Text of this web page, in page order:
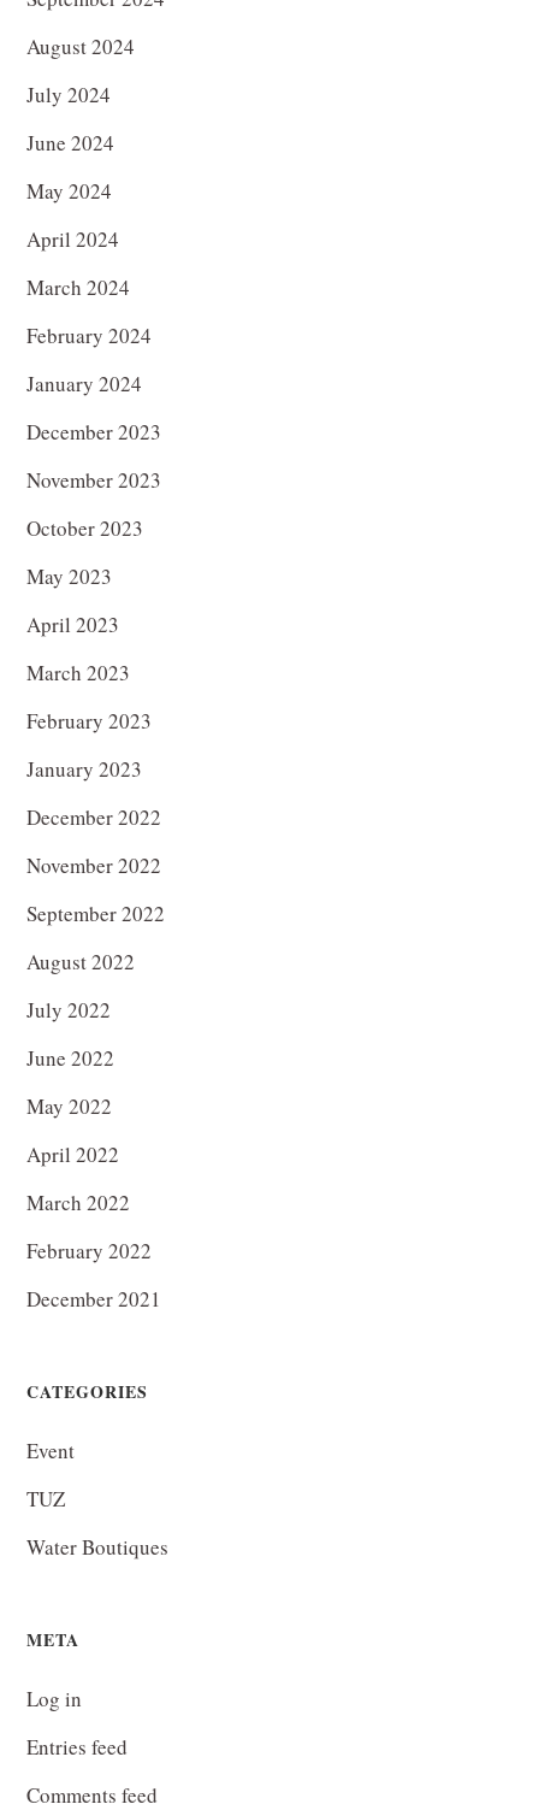
August 2024
July 2024
June 2024
May 2024
April 2024
March 2024
February 2024
January 2024
December 2023
November 2023
October 2023
May 2023
April 2023
March 2023
February 2023
January 2023
December 2022
November 2022
September 2022
August 2022
July 2022
June 2022
May 2022
April 2022
March 2022
February 2022
December 2021
CATEGORIES
Event
TUZ
Water Boutiques
META
Log in
Entries feed
Comments feed